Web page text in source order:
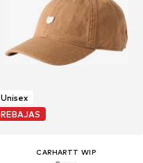
Unisex
REBAJAS
CARHARTT WIP